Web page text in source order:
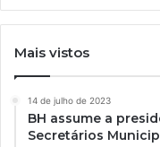
Mais vistos
14 de julho de 2023
BH assume a
Secretários